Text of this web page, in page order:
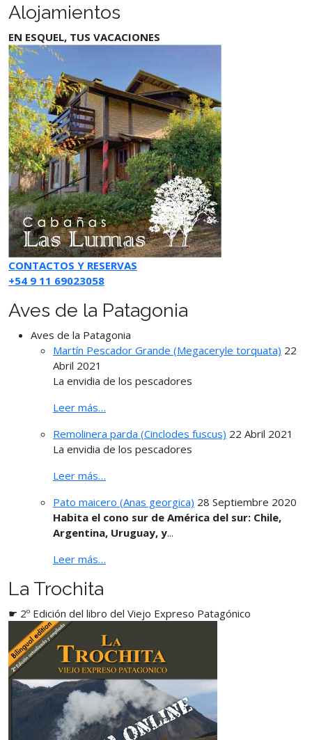
Alojamientos
EN ESQUEL, TUS VACACIONES
CONTACTOS Y RESERVAS
+54 9 11 69023058
Aves de la Patagonia
Aves de la Patagonia
Martín Pescador Grande (Megaceryle torquata) 22
Abril 2021
La envidia de los pescadores
Leer más…
Remolinera parda (Cinclodes fuscus) 22 Abril 2021
La envidia de los pescadores
Leer más…
Pato maicero (Anas georgica) 28 Septiembre 2020
Habita el cono sur de América del sur: Chile,
Argentina, Uruguay, y...
Leer más…
La Trochita
☛ 2º Edición del libro del Viejo Expreso Patagónico